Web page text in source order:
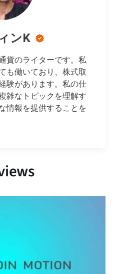
ンK
貨のライターです。私
も働いており、株式取
験があります。私の仕
雑なトピックを理解す
情報を提供することを